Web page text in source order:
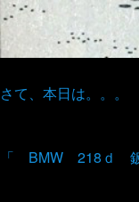
さて、本日は。。。
「 BMW 218ｄ